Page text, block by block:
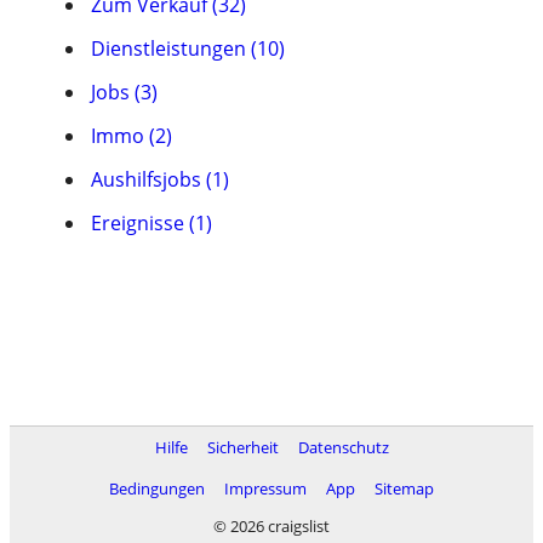
Dienstleistungen (10)
Jobs (3)
Immo (2)
Aushilfsjobs (1)
Ereignisse (1)
Hilfe Sicherheit
Datenschutz
Bedingungen
Impressum App
Sitemap
© 2026 craigslist